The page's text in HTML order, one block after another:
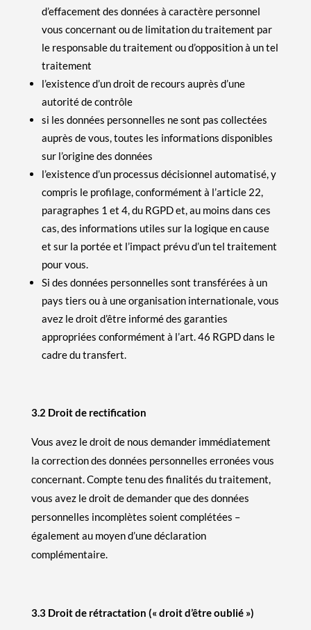
d’effacement des données à caractère personnel
vous concernant ou de limitation du traitement par
le responsable du traitement ou d’opposition à un tel
traitement
l’existence d’un droit de recours auprès d’une
autorité de contrôle
si les données personnelles ne sont pas collectées
auprès de vous, toutes les informations disponibles
sur l’origine des données
l’existence d’un processus décisionnel automatisé, y
compris le profilage, conformément à l’article 22,
paragraphes 1 et 4, du RGPD et, au moins dans ces
cas, des informations utiles sur la logique en cause
et sur la portée et l’impact prévu d’un tel traitement
pour vous.
Si des données personnelles sont transférées à un
pays tiers ou à une organisation internationale, vous
avez le droit d’être informé des garanties
appropriées conformément à l’art. 46 RGPD dans le
cadre du transfert.
3.2 Droit de rectification
Vous avez le droit de nous demander immédiatement
la correction des données personnelles erronées vous
concernant. Compte tenu des finalités du traitement,
vous avez le droit de demander que des données
personnelles incomplètes soient complétées –
également au moyen d’une déclaration
complémentaire.
3.3 Droit de rétractation (« droit d’être oublié »)